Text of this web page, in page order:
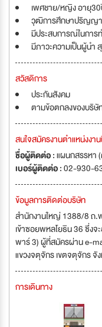
เพศชาย/หญิง อายุ30
วุฒิการศึกษาปริญญา
มีประสบการณ์ในการ
มีภาวะความเป็นผู้นำ
สวัสดิการ
ประกันสังคม
ตามข้อตกลงของบริษั
สนใจสมัครงานตำแหน่งง
ชื่อผู้ติดต่อ :แผนกสรรหา
เบอร์ผู้ติดต่อ :02-930-
ข้อมูลการติดต่อบริษัท
สำนักงานใหญ่ 1388/8 ถ.
เข้าซอยพหลโยธิน 36 ซึ่ง
พาร์ 3) ผู้ที่สมัครผ่าน e-
แขวงจตุจักร เขตจตุจักร จั
การเดินทาง